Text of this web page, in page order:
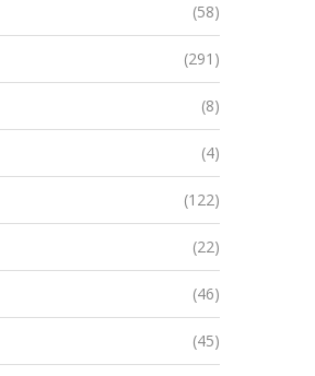
(58)
(291)
(8)
(4)
(122)
(22)
(46)
(45)